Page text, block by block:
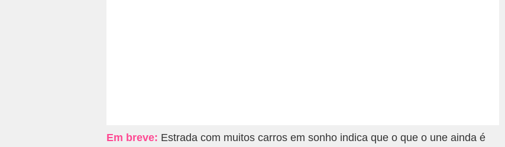
Em breve: Estrada com muitos carros em sonho indica que o que o une ainda é